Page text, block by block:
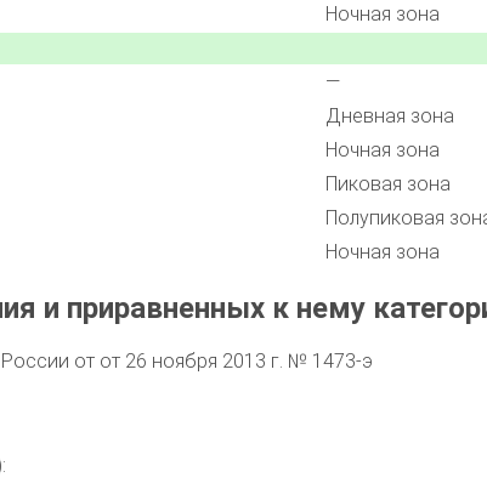
Ночная зона
—
Дневная зона
Ночная зона
Пиковая зона
Полупиковая
Ночная зона
и приравненных к нему
от от 26 ноября 2013 г. № 1473-э